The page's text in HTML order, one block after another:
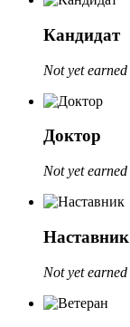
Кандидат
Not yet earned
Доктор
Not yet earned
Наставник
Not yet earned